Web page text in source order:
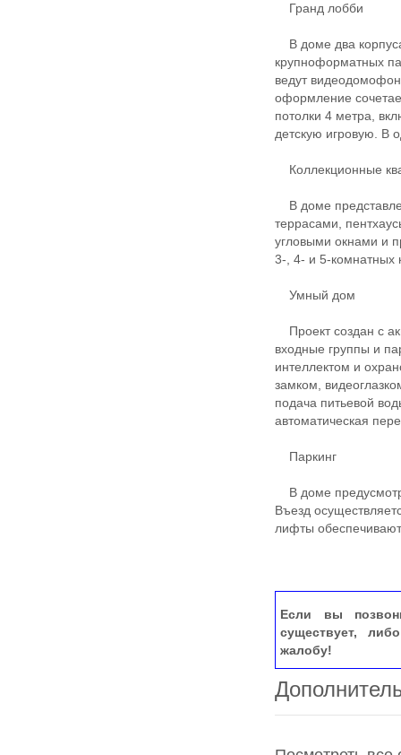
Гранд лобби
В доме два
крупноформатных
ведут
оформление
потолки 4 метра,
детскую игровую. В
Коллекционные
В доме
террасами,
угловыми окнами и
3-, 4- и 5-комнатных
Умный дом
Проект создан с
входные группы и
интеллектом и
замком,
подача питьевой
автоматическая
Паркинг
В доме
Въезд
лифты
Если вы
существует,
жалобу!